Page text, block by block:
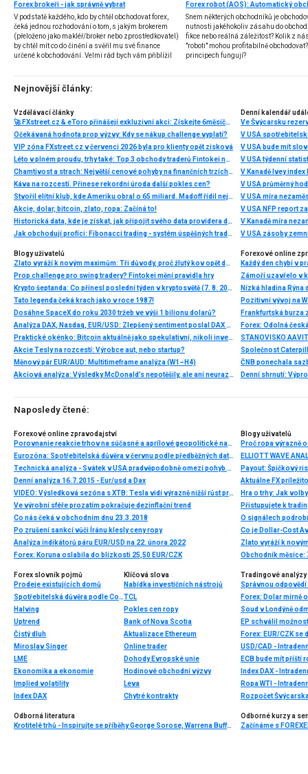
Forex brokeři - jak správně vybrat
V podstatě každého, kdo by chtěl obchodovat forex,
čeká jednou rozhodování o tom, s jakým brokerem
(přeloženo jako makléř/broker nebo zprostředkovatel)
by chtěl mít co do činění a svěřil mu své finance
určené k obchodování. Velmi rád bych vám přiblížil
několik příkladů nejznámějších z nich.
Snem některých obchodníků je
nutnosti jakéhokoliv zásahu do
fikce nebo reálná záležitost? Kolik z
"roboti" mohou profitabilně
principech fungují?
Nejnovější články:
Vzdělávací články
🚀 FXstreet.cz & eToro přinášejí exkluzivní akci: Získejte 6měsíční členství ve VIP zóně ZDARMA
Očekávaná hodnota prop výzvy: Kdy se nákup challenge vyplatí?
VIP zóna FXstreet.cz v červenci 2026 byla pro klienty opět zisková
Léto v plném proudu, trhy také: Top 3 obchody traderů Fintokei na indexech a zlatě
Chamtivost a strach: Největší cenové pohyby na finančních trzích (červenec 2026)
Káva na rozcestí. Přinese rekordní úroda další pokles cen?
Stvořil elitní klub, kde Ameriku obral o 65 miliard. Madoff řídil největší Ponzi dějin
Akcie, dolar, bitcoin, zlato, ropa: Začíná to!
Historická data, kde je získat, jak připojit svého data providera do MultiCharts a proč je budeme potřebovat? (4. díl)
Jak obchodují profíci: Fibonacci trading - systém úspěšných traderů
Denní kalendář
Ve Švýcarsku
V USA
V USA bude mít
V USA týdenní
V Kanadě Ivey index
V USA průměrný
V USA míra
V USA NFP report
V Kanadě míra
V USA zásoby
Blogy uživatelů
Zlato vyráží k novým maximům: Tři důvody, proč žlutý kov opět dominuje
Prop challenge pro swing tradery? Fintokei mění pravidla hry
Krypto šeptanda: Co přinesl poslední týden v kryptosvětě (7. 8. 2026)
Tato legenda čeká krach jako v roce 1987!
Dosáhne SpaceX do roku 2030 tržeb ve výši 1 bilionu dolarů?
Analýza DAX, Nasdaq, EUR/USD: Zlepšený sentiment poslal DAX na nová maxima
Praktické okénko: Bitcoin aktuálně jako spekulativní, nikoli investiční aktivum
Akcie Tesly na rozcestí: Výrobce aut, nebo startup?
Měnový pár EUR/AUD: Multitimeframe analýza (W1–H4)
Akciová analýza: Výsledky McDonald’s nepotěšily, ale ani neurazily. Jakou vizi společnost prezentovala?
Forexové online
Nízká hladina
Pozitivní vývoj na
Frankfurtská burza
Denní shrnutí:
Naposledy čtené:
Forexové online zpravodajství
Porovnanie reakcie trhov na súčasné a aprílové geopolitické napätie
Eurozóna: Spotřebitelská důvěra v červnu podle předběžných dat na -17,7 b. při očekávání -18 b.
Technická analýza - Svátek v USA pradvěpodobně omezí pohyb EURUSD
Denní analýza 16.7.2015 - Eur/usd a Dax
VIDEO: Výsledková sezóna s XTB: Tesla vidí výrazně nižší růst produkce aut než v roce 2023, akcie -7,5 %
Ve výrobní sféře prozatím pokračuje dezinflační trend
Co nás čeká v obchodním dnu 23.3.2018
Po zrušení sankcí vůči Íránu klesly ceny ropy
Analýza indikátorů páru EUR/USD na 22. února 2022
Forex: Koruna oslabila do blízkosti 25,50 EUR/CZK
Blogy uživatelů
Proč ropa výrazně
Payout: Špičkový
Aktuálne FX
Přistupujete k
O signálech
Co je Dollar-Cost
Obchodník měsíce:
Forex slovník pojmů
Prodeje existujících domů
Spotřebitelská důvěra podle Conference Board
Halving
Uptrend
Čistý dluh
Miroslav Singer
LME
Ekonomika a ekonomie
Implied volatility
Index DAX
Klíčová slova
Nabídka investičních nástrojů
TCL
Pokles cen ropy
Bank of Nova Scotia
Aktualizace Ethereum
Online trader
Dohody Evropské unie
Hodinové obchodní výzvy
Leva
Chytré kontrakty
Tradingové analýzy
Správnou odpovědí
Forex: EUR/CZK se
USD/CAD -
ECB bude mít příští
Index DAX -
Ropa WTI -
Rozpočet
Odborná literatura
Krotitelé trhů - Inspirujte se příběhy George Sorose, Warrena Buffetta a Paula Volckera
Odborné kurzy a
Začínáme s